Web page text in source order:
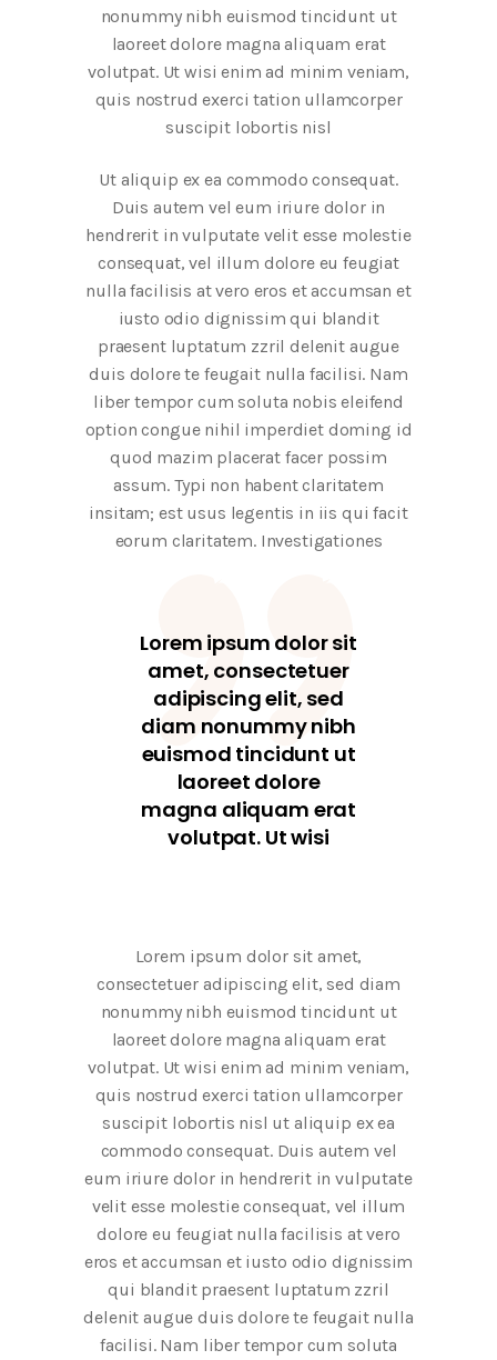
nonummy nibh euismod tincidunt ut
laoreet dolore magna aliquam erat
volutpat. Ut wisi enim ad minim veniam,
quis nostrud exerci tation ullamcorper
suscipit lobortis nisl
Ut aliquip ex ea commodo consequat.
Duis autem vel eum iriure dolor in
hendrerit in vulputate velit esse molestie
consequat, vel illum dolore eu feugiat
nulla facilisis at vero eros et accumsan et
iusto odio dignissim qui blandit
praesent luptatum zzril delenit augue
duis dolore te feugait nulla facilisi. Nam
liber tempor cum soluta nobis eleifend
option congue nihil imperdiet doming id
quod mazim placerat facer possim
assum. Typi non habent claritatem
insitam; est usus legentis in iis qui facit
eorum claritatem. Investigationes
Lorem ipsum dolor sit
amet, consectetuer
adipiscing elit, sed
diam nonummy nibh
euismod tincidunt ut
laoreet dolore
magna aliquam erat
volutpat. Ut wisi
Lorem ipsum dolor sit amet,
consectetuer adipiscing elit, sed diam
nonummy nibh euismod tincidunt ut
laoreet dolore magna aliquam erat
volutpat. Ut wisi enim ad minim veniam,
quis nostrud exerci tation ullamcorper
suscipit lobortis nisl ut aliquip ex ea
commodo consequat. Duis autem vel
eum iriure dolor in hendrerit in vulputate
velit esse molestie consequat, vel illum
dolore eu feugiat nulla facilisis at vero
eros et accumsan et iusto odio dignissim
qui blandit praesent luptatum zzril
delenit augue duis dolore te feugait nulla
facilisi. Nam liber tempor cum soluta